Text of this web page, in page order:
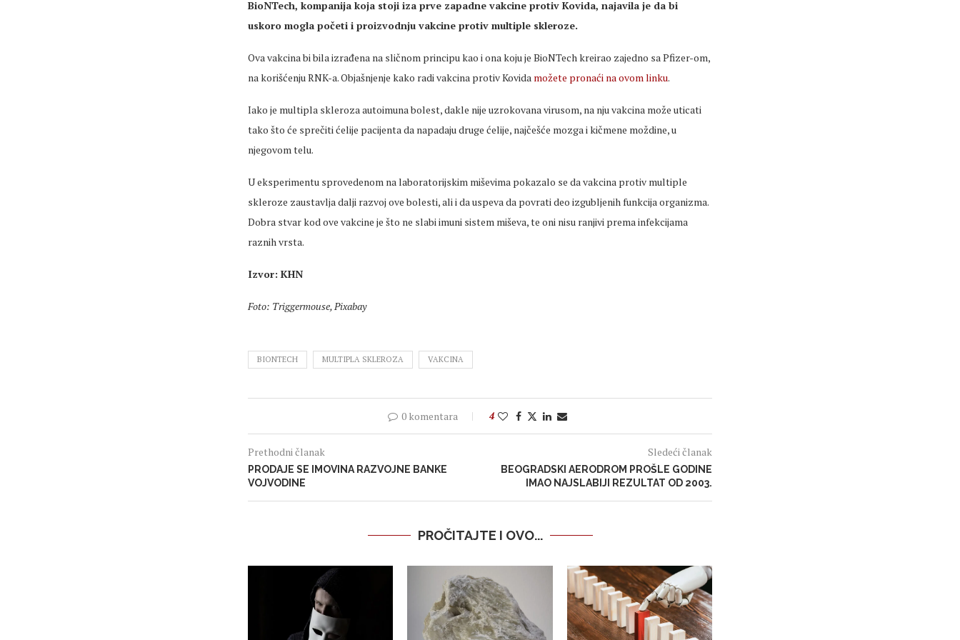
BioNTech, kompanija koja stoji iza prve zapadne vakcine protiv Kovida, najavila je da bi
uskoro mogla početi i proizvodnju vakcine protiv multiple skleroze.
Ova vakcina bi bila izrađena na sličnom principu kao i ona koju je BioNTech kreirao zajedno sa Pfizer-om,
na korišćenju RNK-a. Objašnjenje kako radi vakcina protiv Kovida možete pronaći na ovom linku.
Iako je multipla skleroza autoimuna bolest, dakle nije uzrokovana virusom, na nju vakcina može uticati
tako što će sprečiti ćelije pacijenta da napadaju druge ćelije, najčešće mozga i kičmene moždine, u
njegovom telu.
U eksperimentu sprovedenom na laboratorijskim miševima pokazalo se da vakcina protiv multiple
skleroze zaustavlja dalji razvoj ove bolesti, ali i da uspeva da povrati deo izgubljenih funkcija organizma.
Dobra stvar kod ove vakcine je što ne slabi imuni sistem miševa, te oni nisu ranjivi prema infekcijama
raznih vrsta.
Izvor: KHN
Foto: Triggermouse, Pixabay
BIONTECH MULTIPLA SKLEROZA VAKCINA
0 komentara 4
Prethodni članak
PRODAJE SE IMOVINA RAZVOJNE BANKE
VOJVODINE
Sledeći članak
BEOGRADSKI AERODROM PROŠLE GODINE
IMAO NAJSLABIJI REZULTAT OD 2003.
PROČITAJTE I OVO...